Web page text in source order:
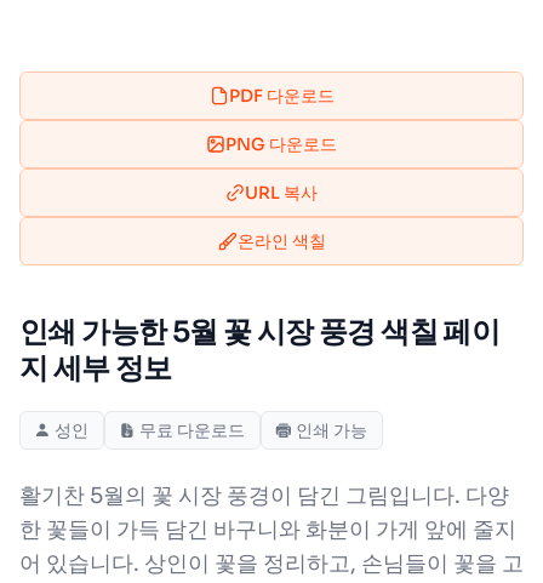
PDF 다운로드
PNG 다운로드
URL 복사
온라인 색칠
인쇄 가능한 5월 꽃 시장 풍경 색칠 페이
지 세부 정보
성인 무료 다운로드 인쇄 가능
활기찬 5월의 꽃 시장 풍경이 담긴 그림입니다. 다양
한 꽃들이 가득 담긴 바구니와 화분이 가게 앞에 줄지
어 있습니다. 상인이 꽃을 정리하고, 손님들이 꽃을 고